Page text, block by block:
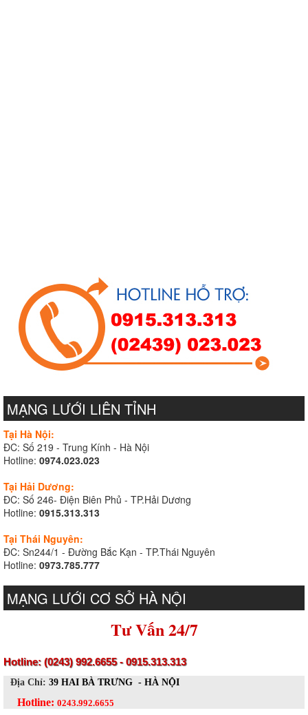
MẠNG LƯỚI LIÊN TỈNH
Tại Hà Nội:
ĐC: Số 219 - Trung Kính - Hà Nội
Hotline: 0974.023.023
Tại Hải Dương:
ĐC: Số 246- Điện Biên Phủ - TP.Hải Dương
Hotline: 0915.313.313
Tại Thái Nguyên:
ĐC: Sn244/1 - Đường Bắc Kạn - TP.Thái Nguyên
Hotline: 0973.785.777
MẠNG LƯỚI CƠ SỞ HÀ NỘI
Tư Vấn 24/7
Hotline: (0243) 992.6655 - 0915.313.313
Địa Chỉ: 39 HAI BÀ TRƯNG - HÀ NỘI
Hotline: 0243.992.6655